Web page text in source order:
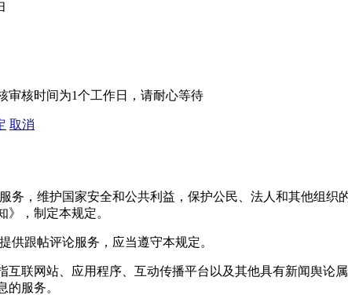
审核时间为1个工作日，请耐心等待
取消
务，维护国家安全和公共利益，保护公民、法人和其他组
》，制定本规定。
供跟帖评论服务，应当遵守本规定。
互联网站、应用程序、互动传播平台以及其他具有新闻舆
的服务。